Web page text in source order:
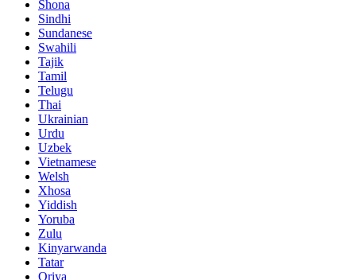
Shona
Sindhi
Sundanese
Swahili
Tajik
Tamil
Telugu
Thai
Ukrainian
Urdu
Uzbek
Vietnamese
Welsh
Xhosa
Yiddish
Yoruba
Zulu
Kinyarwanda
Tatar
Oriya